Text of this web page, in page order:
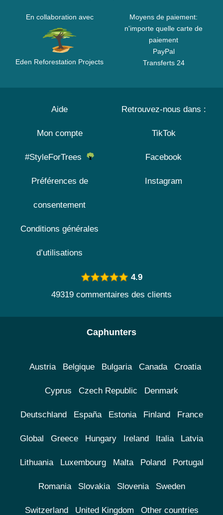
En collaboration avec
Eden Reforestation Projects
Moyens de paiement:
n'importe quelle carte de
paiement
PayPal
Transferts 24
Aide
Mon compte
#StyleForTrees
Préférences de
consentement
Conditions générales
d’utilisations
Retrouvez-nous dans :
TikTok
Facebook
Instagram
4.9
49319 commentaires des clients
Caphunters
Austria Belgique Bulgaria Canada Croatia
Cyprus Czech Republic Denmark
Deutschland España Estonia Finland France
Global Greece Hungary Ireland Italia Latvia
Lithuania Luxembourg Malta Poland Portugal
Romania Slovakia Slovenia Sweden
Switzerland United Kingdom Other countries